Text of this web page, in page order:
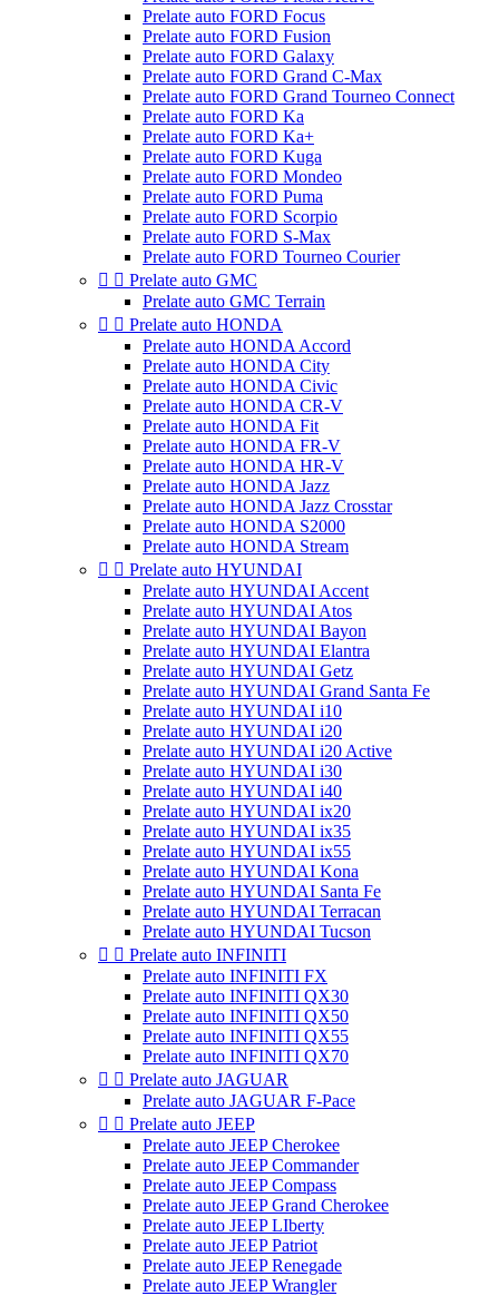
Prelate auto FORD Focus
Prelate auto FORD Fusion
Prelate auto FORD Galaxy
Prelate auto FORD Grand C-Max
Prelate auto FORD Grand Tourneo Connect
Prelate auto FORD Ka
Prelate auto FORD Ka+
Prelate auto FORD Kuga
Prelate auto FORD Mondeo
Prelate auto FORD Puma
Prelate auto FORD Scorpio
Prelate auto FORD S-Max
Prelate auto FORD Tourneo Courier
  Prelate auto GMC
Prelate auto GMC Terrain
  Prelate auto HONDA
Prelate auto HONDA Accord
Prelate auto HONDA City
Prelate auto HONDA Civic
Prelate auto HONDA CR-V
Prelate auto HONDA Fit
Prelate auto HONDA FR-V
Prelate auto HONDA HR-V
Prelate auto HONDA Jazz
Prelate auto HONDA Jazz Crosstar
Prelate auto HONDA S2000
Prelate auto HONDA Stream
  Prelate auto HYUNDAI
Prelate auto HYUNDAI Accent
Prelate auto HYUNDAI Atos
Prelate auto HYUNDAI Bayon
Prelate auto HYUNDAI Elantra
Prelate auto HYUNDAI Getz
Prelate auto HYUNDAI Grand Santa Fe
Prelate auto HYUNDAI i10
Prelate auto HYUNDAI i20
Prelate auto HYUNDAI i20 Active
Prelate auto HYUNDAI i30
Prelate auto HYUNDAI i40
Prelate auto HYUNDAI ix20
Prelate auto HYUNDAI ix35
Prelate auto HYUNDAI ix55
Prelate auto HYUNDAI Kona
Prelate auto HYUNDAI Santa Fe
Prelate auto HYUNDAI Terracan
Prelate auto HYUNDAI Tucson
  Prelate auto INFINITI
Prelate auto INFINITI FX
Prelate auto INFINITI QX30
Prelate auto INFINITI QX50
Prelate auto INFINITI QX55
Prelate auto INFINITI QX70
  Prelate auto JAGUAR
Prelate auto JAGUAR F-Pace
  Prelate auto JEEP
Prelate auto JEEP Cherokee
Prelate auto JEEP Commander
Prelate auto JEEP Compass
Prelate auto JEEP Grand Cherokee
Prelate auto JEEP LIberty
Prelate auto JEEP Patriot
Prelate auto JEEP Renegade
Prelate auto JEEP Wrangler